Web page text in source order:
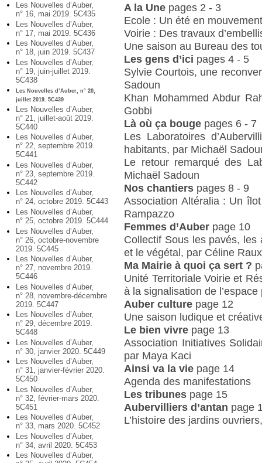
Les Nouvelles d’Auber,
n° 16, mai 2019. 5C435
Les Nouvelles d’Auber,
n° 17, mai 2019. 5C436
Les Nouvelles d’Auber,
n° 18, juin 2019. 5C437
Les Nouvelles d’Auber,
n° 19, juin-juillet 2019.
5C438
Les Nouvelles d’Auber, n° 20,
juillet 2019. 5C439
Les Nouvelles d’Auber,
n° 21, juillet-août 2019.
5C440
Les Nouvelles d’Auber,
n° 22, septembre 2019.
5C441
Les Nouvelles d’Auber,
n° 23, septembre 2019.
5C442
Les Nouvelles d’Auber,
n° 24, octobre 2019. 5C443
Les Nouvelles d’Auber,
n° 25, octobre 2019. 5C444
Les Nouvelles d’Auber,
n° 26, octobre-novembre
2019. 5C445
Les Nouvelles d’Auber,
n° 27, novembre 2019.
5C446
Les Nouvelles d’Auber,
n° 28, novembre-décembre
2019. 5C447
Les Nouvelles d’Auber,
n° 29, décembre 2019.
5C448
Les Nouvelles d’Auber,
n° 30, janvier 2020. 5C449
Les Nouvelles d’Auber,
n° 31, janvier-février 2020.
5C450
Les Nouvelles d’Auber,
n° 32, février-mars 2020.
5C451
Les Nouvelles d’Auber,
n° 33, mars 2020. 5C452
Les Nouvelles d’Auber,
n° 34, avril 2020. 5C453
Les Nouvelles d’Auber,
A la Une pages 2 - 3
Ecole : Un été en
Voirie : Des travaux
Une saison au Bureau des
Les gens d’ici pages 4 - 5
Sylvie Courtois, une
Sadoun
Khan Mohammed Abdur
Gobbi
Là où ça bouge pages 6 - 7
Les Laboratoires
habitants, par Michaël
Le retour remarqué des
Michaël Sadoun
Nos chantiers pages 8 - 9
Association Altéralia : Un
Rampazzo
Femmes d’Auber page 10
Collectif Sous les pavés, les
et le végétal, par Céline
Ma Mairie à quoi ça sert ?
Unité Territoriale Voirie et
à la signalisation de
Auber culture page 12
Une saison ludique et
Le bien vivre page 13
Association Initiatives
par Maya Kaci
Ainsi va la vie page 14
Agenda des manifestations
Les tribunes page 15
Aubervilliers d’antan page
L’histoire des jardins